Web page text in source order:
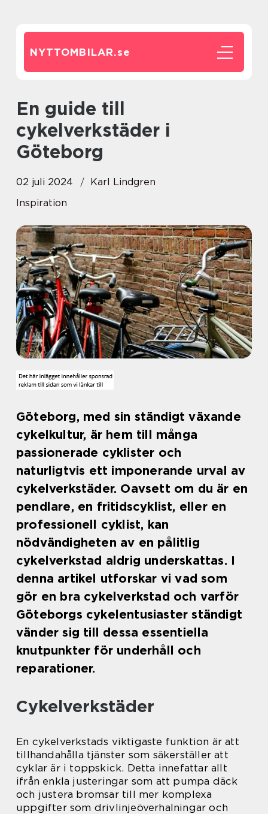
NYTTOMBILAR.se
En guide till
cykelverkstäder i
Göteborg
02 juli 2024
Karl Lindgren
Inspiration
Göteborg, med sin ständigt växande
cykelkultur, är hem till många
passionerade cyklister och
naturligtvis ett imponerande urval av
cykelverkstäder. Oavsett om du är en
pendlare, en fritidscyklist, eller en
professionell cyklist, kan
nödvändigheten av en pålitlig
cykelverkstad aldrig underskattas. I
denna artikel utforskar vi vad som
gör en bra cykelverkstad och varför
Göteborgs cykelentusiaster ständigt
vänder sig till dessa essentiella
knutpunkter för underhåll och
reparationer.
Cykelverkstäder
En cykelverkstads viktigaste funktion är att
tillhandahålla tjänster som säkerställer att
cyklar är i toppskick. Detta innefattar allt
ifrån enkla justeringar som att pumpa däck
och justera bromsar till mer komplexa
uppgifter som drivlinjeöverhalningar och